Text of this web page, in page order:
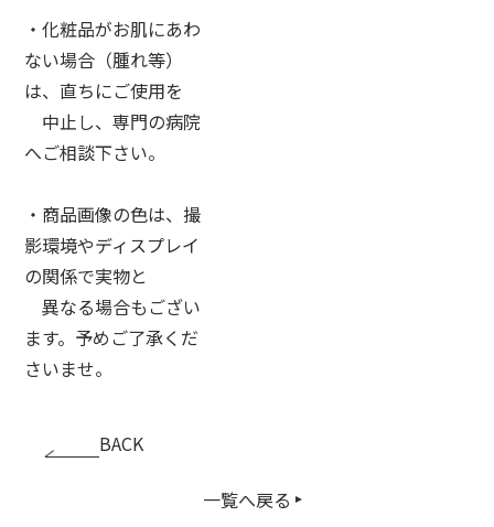
・化粧品がお肌にあわ
ない場合（腫れ等）
は、直ちにご使用を
中止し、専門の病院
へご相談下さい。
・商品画像の色は、撮
影環境やディスプレイ
の関係で実物と
異なる場合もござい
ます。予めご了承くだ
さいませ。
BACK
一覧へ戻る